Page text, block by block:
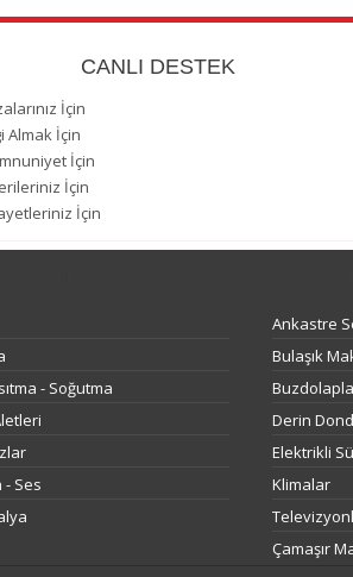
CANLI DESTEK
İçin
Almak İçin
İçin
İçin
İçin
- Soğutma
Ses
Ankastre
Bulaşık
Derin
Elektrikli
Klimalar
Çamaşır